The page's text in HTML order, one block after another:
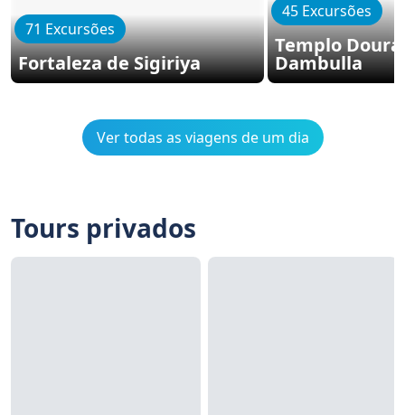
71 Excursões
Fortaleza de Sigiriya
45 Excursões
Templo
Dambulla
Ver todas as viagens de um dia
Tours privados